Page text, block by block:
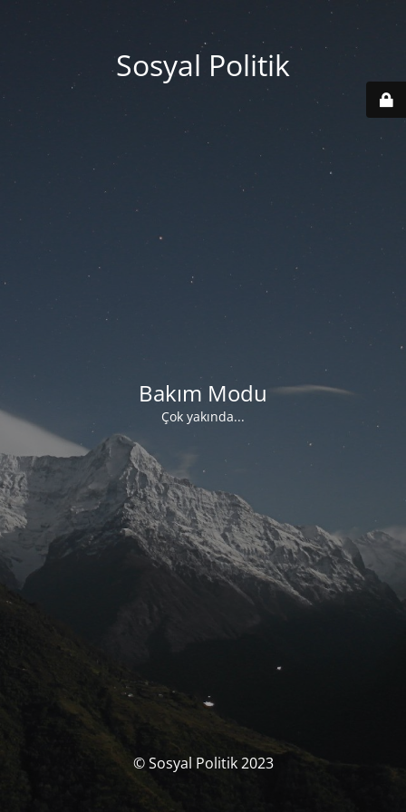
Sosyal Politik
Bakım Modu
Çok yakında...
© Sosyal Politik 2023